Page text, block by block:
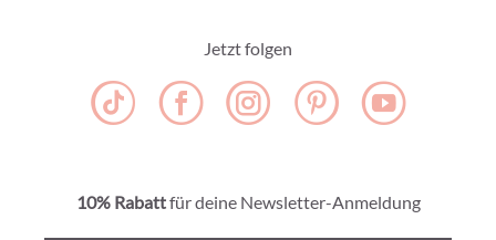
Jetzt folgen
10% Rabattfür deine Newsletter-Anmeldung